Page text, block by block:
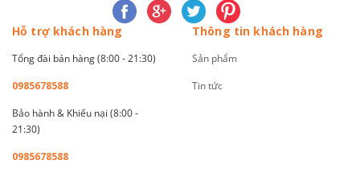
Hỗ trợ khách hàng
Tổng đài bán hàng (8:00 - 21:30)
0985678588
Bảo hành & Khiếu nại (8:00 -
21:30)
0985678588
Thông tin khách hàng
Sản phẩm
Tin tức